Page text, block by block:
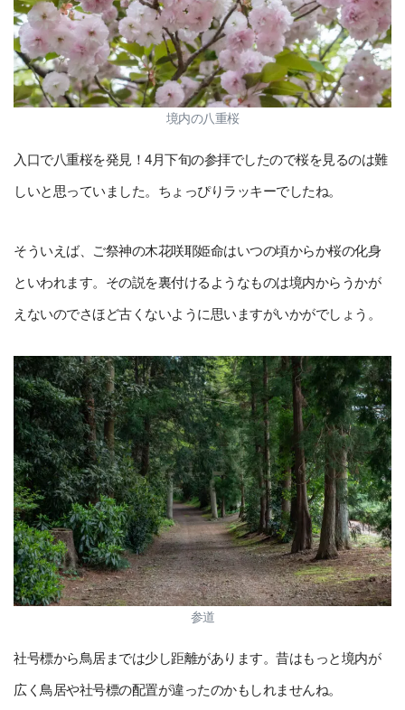
境内の八重桜
入口で八重桜を発見！4月下旬の参拝でしたので桜を見るのは難
しいと思っていました。ちょっぴりラッキーでしたね。
そういえば、ご祭神の木花咲耶姫命はいつの頃からか桜の化身
といわれます。その説を裏付けるようなものは境内からうかが
えないのでさほど古くないように思いますがいかがでしょう。
参道
社号標から鳥居までは少し距離があります。昔はもっと境内が
広く鳥居や社号標の配置が違ったのかもしれませんね。